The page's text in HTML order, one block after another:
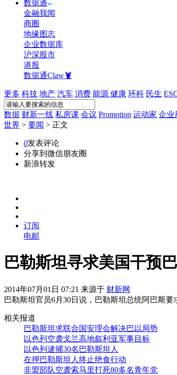
数据通
金融我闻
商圈
地缘图志
企业数据库
沪深股市
港股
数据通Claw🦞
更多 科技 地产 汽车 消费 能源 健康 环科 民生
数据 财新一线 私房课 会议 Promotion 运动家 企业
世界 > 要闻 > 正文
0发表评论
分享到微信朋友圈
新浪转发
订阅
电邮
巴勒斯坦寻求美国干预
2014年07月01日 07:21 来源于 财新网
巴勒斯坦官员6月30日说，巴勒斯坦总统阿巴斯
相关报道
巴勒斯坦求联合国安理会解决巴以局势
以色列空袭戈兰高地叙利亚军事目标
以色列逮捕30名巴勒斯坦人
在押巴勒斯坦人终止绝食行动
非盟部队空袭索马里打死80多名青年党